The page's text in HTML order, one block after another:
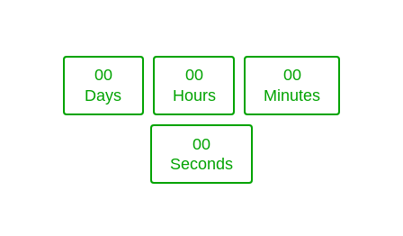
00
Days
00
Hours
00
Minutes
00
Seconds